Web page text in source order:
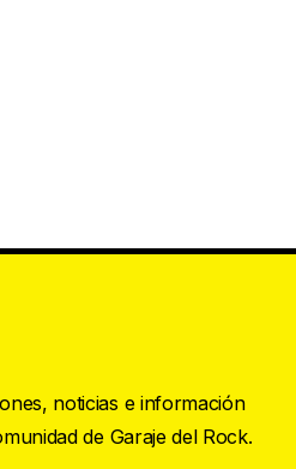
noticias e información
de Garaje del Rock.